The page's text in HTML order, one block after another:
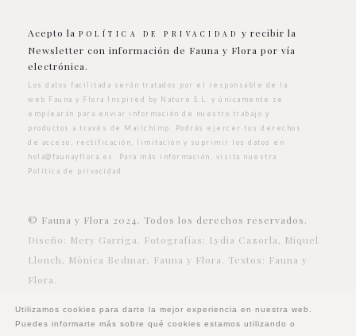
Acepto la POLÍTICA DE PRIVACIDAD
y recibir la
Newsletter con información de Fauna y Flora por vía
electrónica.
Los datos facilitada serán tratados por el responsable de la
web Fauna y Flora Inspired by Nature S.L. y únicamente se
emplearán para enviar información de nuestro trabajo y
productos a través de Mailchimp. Podrás ejercer tus derechos
de acceso, rectificación, limitación y suprimir los datos en
hola@faunayflora.es
. Para más información, visita nuestra
Política de privacidad
© Fauna y Flora 2024. Todos los derechos reservados.
Diseño: Mery Garriga. Fotografías: Lydia Cazorla, Miquel
Llonch, Mònica Bedmar, Fauna y Flora. Textos: Fauna y
Flora.
Utilizamos cookies para darte la mejor experiencia en nuestra web.
Puedes informarte más sobre qué cookies estamos utilizando o